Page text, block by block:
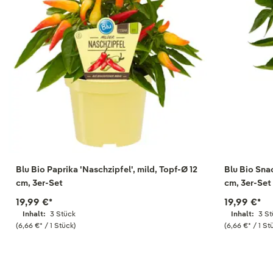
Blu Bio Paprika 'Naschzipfel', mild, Topf-Ø 12
cm, 3er-Set
Inhalt: 3 Stück
(6,66 €* / 1 Stück)
19,99 €*
Blu Bio
cm, 3er-Set
Inhalt: 3
(6,66 €* / 1
19,99 €*